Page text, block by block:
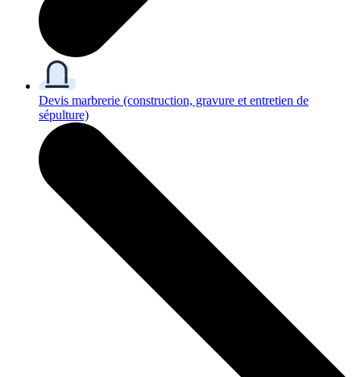
Devis marbrerie (construction, gravure et entretien de
sépulture)